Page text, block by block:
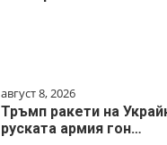
август 8, 2026
Тръмп ракети на
руската армия гон…